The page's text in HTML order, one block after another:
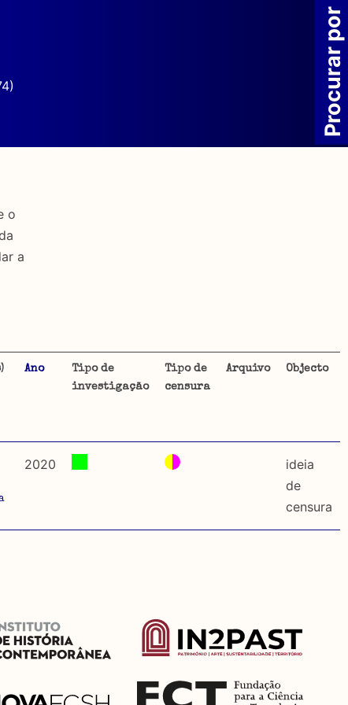
o
a
Ano
Tipo de
investigação
Tipo de
censura
Arquivo Objecto
2020
ideia
de
censura
Procurar por